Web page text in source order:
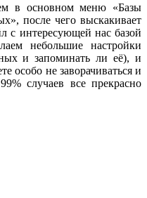
в основном меню «Базы
после чего выскакивает
с интересующей нас базой
небольшие настройки
и запоминать ли её), и
не заворачиваться и
случаев все прекрасно